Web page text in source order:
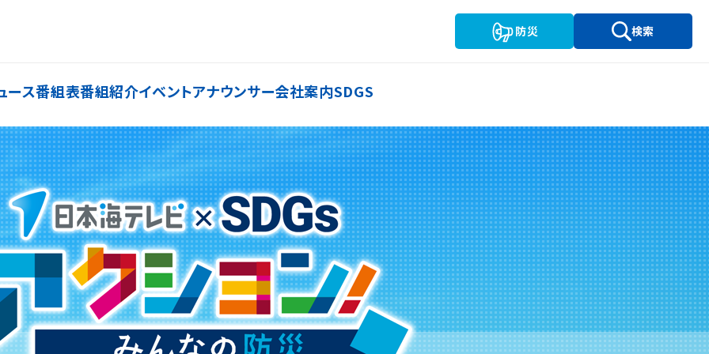
防災 検索
ース番組表番組紹介イベントアナウンサー会社案内SDGS